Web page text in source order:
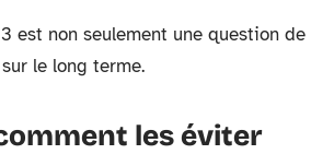
est non seulement une question de
le long terme.
les éviter